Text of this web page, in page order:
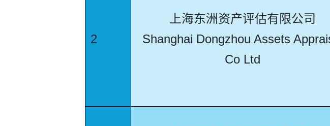
2
上海东洲资产评估有限公司
Shanghai Dongzhou Assets
Co Ltd